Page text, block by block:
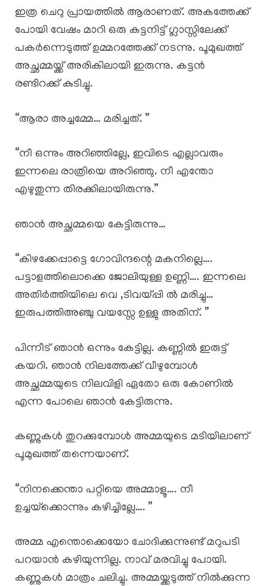
ഇത്ര ചെറു പ്രായത്തിൽ ആരാണത്. അകത്തേക്ക്
പോയി വേഷം മാറി ഒരു കട്ടനിട്ട് ഗ്ലാസ്സിലേക്ക്
പകർന്നെടുത്ത് ഉമ്മറത്തേക്ക് നടന്നു. പൂമുഖത്ത്
അച്ഛമ്മയ്ക്ക് അരികിലായി ഇരുന്നു. കട്ടൻ
രണ്ടിറക്ക് കുടിച്ചു.
“ആരാ അച്ചമ്മേ… മരിച്ചത്. ”
“നീ ഒന്നും അറിഞ്ഞില്ലേ, ഇവിടെ എല്ലാവരും
ഇന്നലെ രാത്രിയെ അറിഞ്ഞു. നീ എന്തോ
എഴുതുന്ന തിരക്കിലായിരുന്നു.”
ഞാൻ അച്ഛമ്മയെ കേട്ടിരുന്നു…
“കിഴക്കേപ്പാട്ടെ ഗോവിന്ദന്റെ മകനില്ലെ….
പട്ടാളത്തിലൊക്കെ ജോലിയുള്ള ഉണ്ണി…. ഇന്നലെ
അതിർത്തിയിലെ വെ ,ടിവയ്പ്പി ൽ മരിച്ചു…
ഇരുപത്തിഅഞ്ചു വയസ്സേ ഉള്ളു അതിന്. ”
പിന്നീട് ഞാൻ ഒന്നും കേട്ടില്ല. കണ്ണിൽ ഇരുട്ട്
കയറി. ഞാൻ നിലത്തേക്ക് വീഴുമ്പോൾ
അച്ഛമ്മയുടെ നിലവിളി ഏതോ ഒരു കോണിൽ
എന്ന പോലെ ഞാൻ കേട്ടിരുന്നു.
കണ്ണുകൾ തുറക്കുമ്പോൾ അമ്മയുടെ മടിയിലാണ്
പൂമുഖത്ത് തന്നെയാണ്.
“നിനക്കെന്താ പറ്റിയെ അമ്മാളൂ…. നീ
ഉച്ചയ്‌ക്കൊന്നും കഴിച്ചില്ലേ…. ”
അമ്മ എന്തൊക്കെയോ ചോദിക്കുന്നുണ്ട് മറുപടി
പറയാൻ കഴിയുന്നില്ല. നാവ് മരവിച്ചു പോയി.
കണ്ണുകൾ മാത്രം ചലിച്ചു. അമ്മയ്ക്കടുത്ത് നിൽക്കുന്ന